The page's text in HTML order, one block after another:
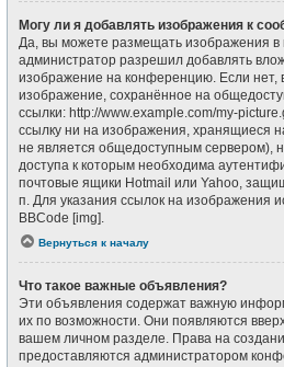
Могу ли я добавлять изображения к
Да, вы можете размещать изображения
администратор разрешил добавлять
изображение на конференцию. Если нет,
изображение, сохранённое на
ссылки: http://www.example.com/my-
ссылку ни на изображения, хранящиеся
не является общедоступным сервером),
доступа к которым необходима
почтовые ящики Hotmail или Yahoo,
п. Для указания ссылок на изображения
BBCode [img].
Вернуться к началу
Что такое важные объявления?
Эти объявления содержат важную
их по возможности. Они появляются
вашем личном разделе. Права на
предоставляются администратором